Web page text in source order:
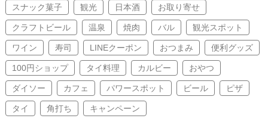
スナック菓子 観光 日本酒 お取り寄せ
クラフトビール 温泉 焼肉 バル 観光スポット
ワイン 寿司 LINEクーポン おつまみ 便利グッズ
100円ショップ タイ料理 カルビー おやつ
ダイソー カフェ パワースポット ビール ピザ
タイ 角打ち キャンペーン